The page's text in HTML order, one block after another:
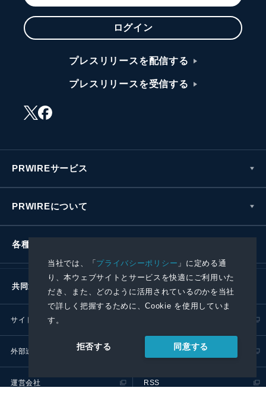
当社では、「プライバシーポリシー 」に定める通
り、本ウェブサイトとサービスを快適にご利用いた
だき、また、どのように活用されているのかを当社
で詳しく把握するために、Cookie を使用していま
す。
拒否する 同意する
ログイン
プレスリリースを配信する
プレスリリースを受信する
PRWIREサービス
PRWIREについて
各種お問い合わせ
共同通信社グループ
サイトポリシー
外部送信ポリシー プレスリリース取扱基準
運営会社 RSS